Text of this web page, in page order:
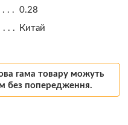
0.28
Китай
гама товару можуть
без попередження.